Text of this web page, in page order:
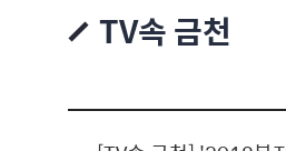
TV속 금천